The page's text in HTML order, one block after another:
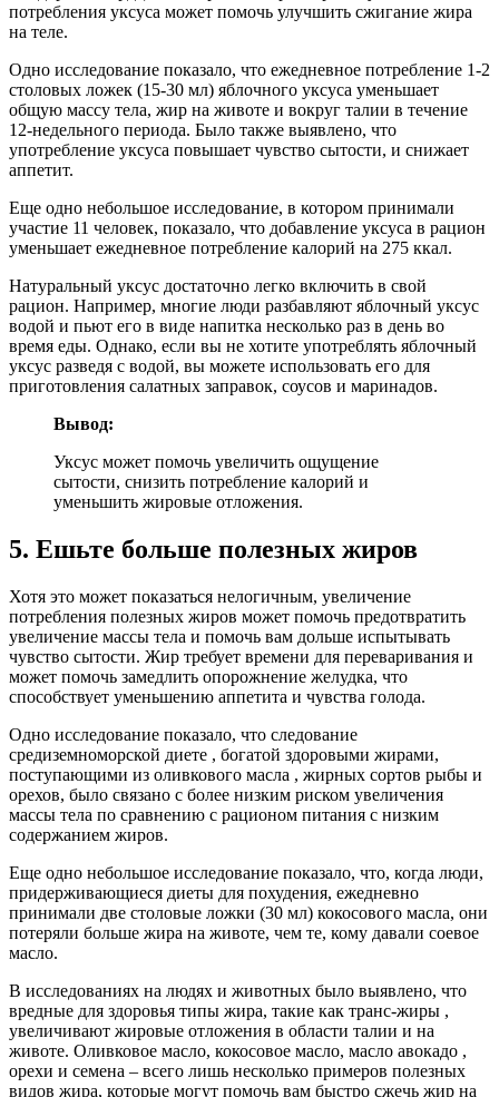
потребления уксуса может помочь улучшить сжигание жира
на теле.
Одно исследование показало, что ежедневное потребление 1-2
столовых ложек (15-30 мл) яблочного уксуса уменьшает
общую массу тела, жир на животе и вокруг талии в течение
12-недельного периода. Было также выявлено, что
употребление уксуса повышает чувство сытости, и снижает
аппетит.
Еще одно небольшое исследование, в котором принимали
участие 11 человек, показало, что добавление уксуса в рацион
уменьшает ежедневное потребление калорий на 275 ккал.
Натуральный уксус достаточно легко включить в свой
рацион. Например, многие люди разбавляют яблочный уксус
водой и пьют его в виде напитка несколько раз в день во
время еды. Однако, если вы не хотите употреблять яблочный
уксус разведя с водой, вы можете использовать его для
приготовления салатных заправок, соусов и маринадов.
Вывод:
Уксус может помочь увеличить ощущение
сытости, снизить потребление калорий и
уменьшить жировые отложения.
5. Ешьте больше полезных жиров
Хотя это может показаться нелогичным, увеличение
потребления полезных жиров может помочь предотвратить
увеличение массы тела и помочь вам дольше испытывать
чувство сытости. Жир требует времени для переваривания и
может помочь замедлить опорожнение желудка, что
способствует уменьшению аппетита и чувства голода.
Одно исследование показало, что следование
средиземноморской диете , богатой здоровыми жирами,
поступающими из оливкового масла , жирных сортов рыбы и
орехов, было связано с более низким риском увеличения
массы тела по сравнению с рационом питания с низким
содержанием жиров.
Еще одно небольшое исследование показало, что, когда люди,
придерживающиеся диеты для похудения, ежедневно
принимали две столовые ложки (30 мл) кокосового масла, они
потеряли больше жира на животе, чем те, кому давали соевое
масло.
В исследованиях на людях и животных было выявлено, что
вредные для здоровья типы жира, такие как транс-жиры ,
увеличивают жировые отложения в области талии и на
животе. Оливковое масло, кокосовое масло, масло авокадо ,
орехи и семена – всего лишь несколько примеров полезных
видов жира, которые могут помочь вам быстро сжечь жир на